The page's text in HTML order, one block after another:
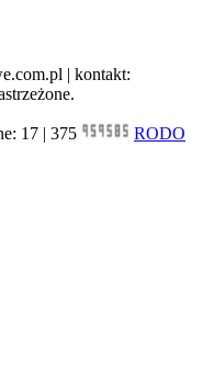
| kontakt:
17 | 375 RODO